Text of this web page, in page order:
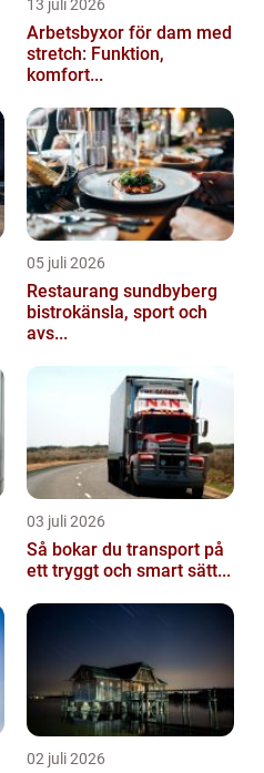
13 juli 2026
Arbetsbyxor för dam med
stretch: Funktion,
komfort...
05 juli 2026
Restaurang sundbyberg
bistrokänsla, sport och
avs...
03 juli 2026
Så bokar du transport på
ett tryggt och smart sätt...
02 juli 2026